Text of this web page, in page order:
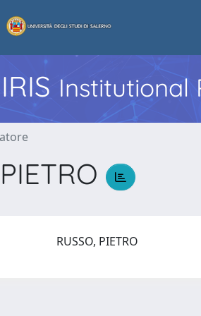
Institutional
RUSSO, PIETRO